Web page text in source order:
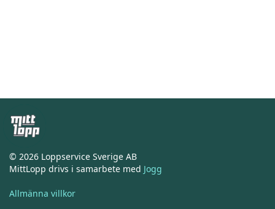
© 2026 Loppservice Sverige AB
MittLopp drivs i samarbete med Jogg
Allmänna villkor